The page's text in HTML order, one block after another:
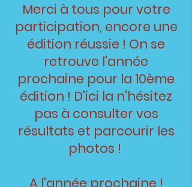
Merci à tous pour votre
participation, encore une
édition réussie ! On se
retrouve l'année
prochaine pour la 10ème
édition ! D'ici la n'hésitez
pas à consulter vos
résultats et parcourir les
photos !
A l'année prochaine !